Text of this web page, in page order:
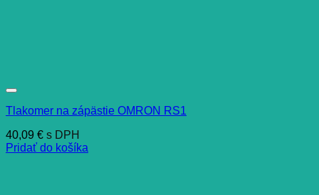
Tlakomer na zápästie OMRON RS1
40,09 € s DPH
Pridať do košíka